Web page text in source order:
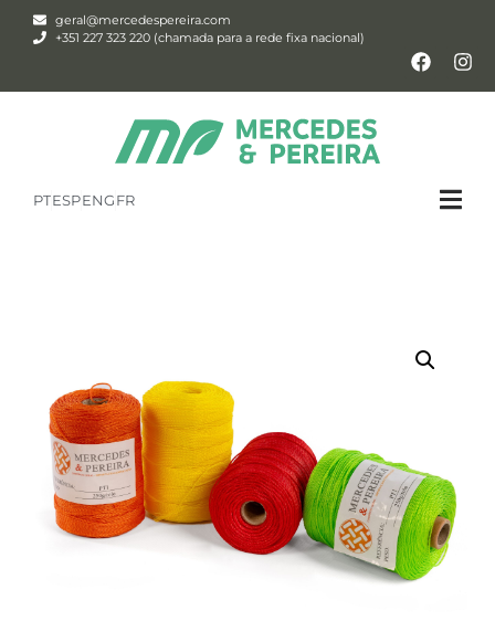
geral@mercedespereira.com
+351 227 323 220 (chamada para a rede fixa nacional)
PTESPENGFR